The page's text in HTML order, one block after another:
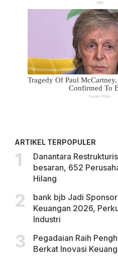
ARTIKEL TERPOPULER
Danantara
besaran, 652
Hilang
bank bjb Jadi
Keuangan 2026,
Industri
Pegadaian Raih
Berkat Inovasi